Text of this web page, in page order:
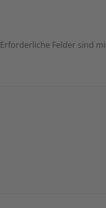
Erforderliche Felder sind